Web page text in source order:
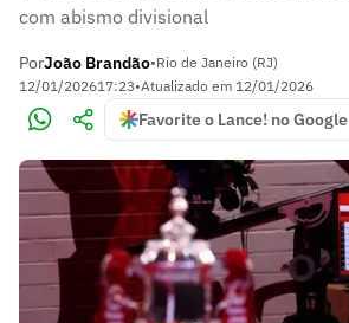
com abismo divisional
PorJoão Brandão•Rio de Janeiro (RJ)
12/01/202617:23•Atualizado em 12/01/2026
Favorite o Lance! no Google